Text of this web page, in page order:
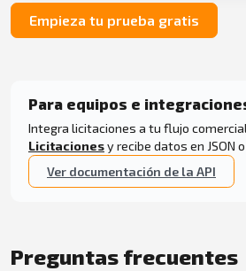
Empieza tu prueba gratis
Para equipos e
Integra licitaciones a tu flujo
Licitacionesy recibe datos en JSON
Ver documentación de la API
Preguntas frecuentes